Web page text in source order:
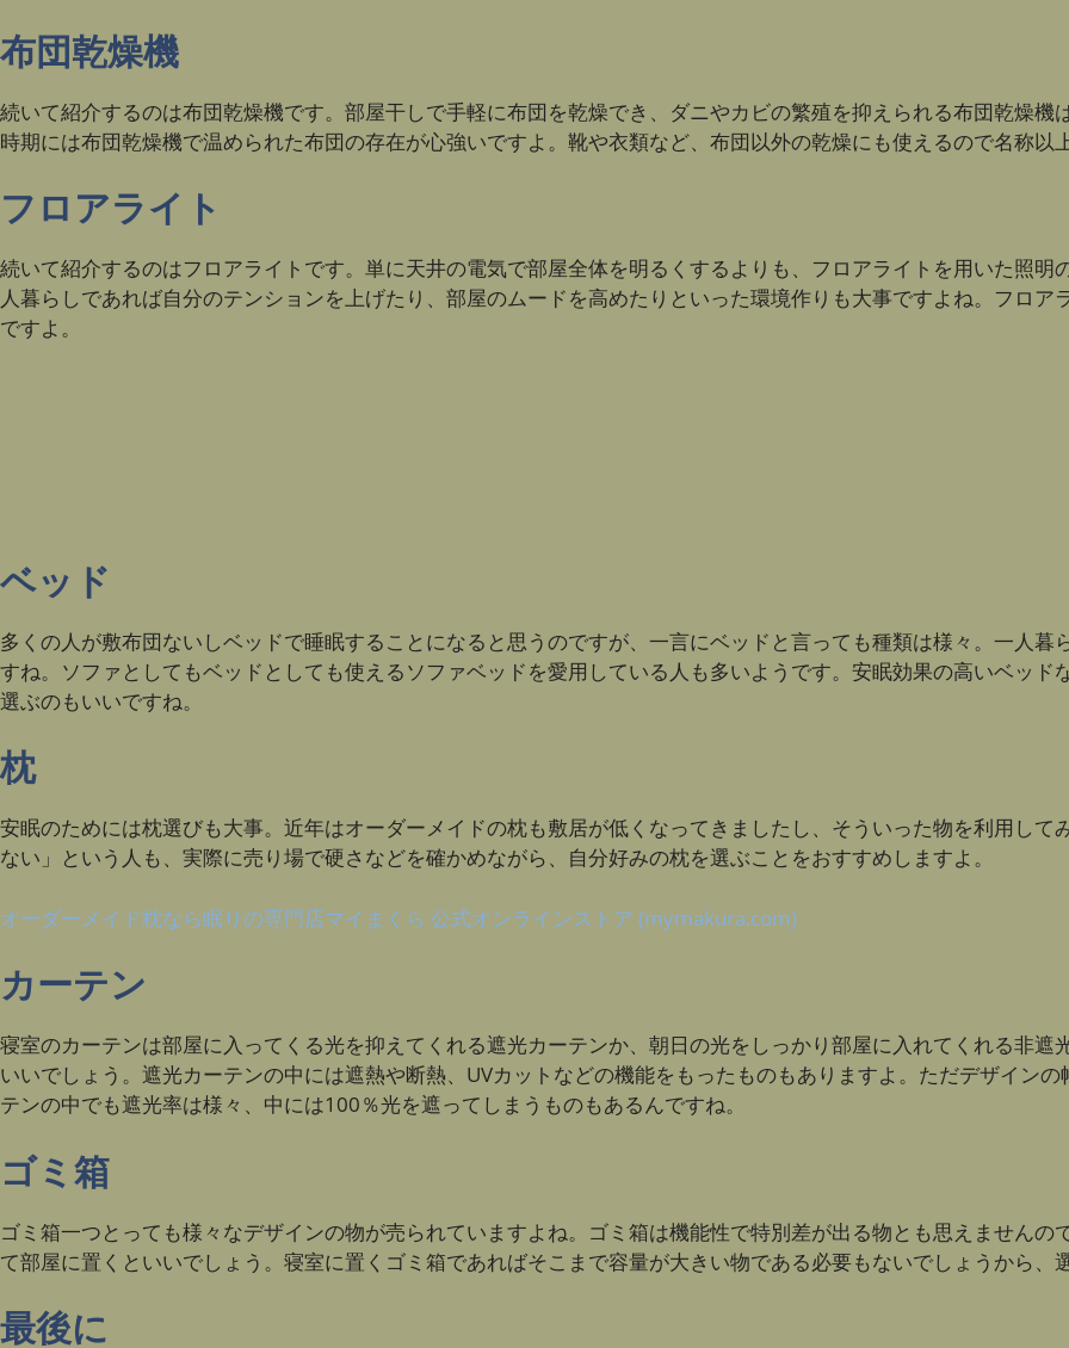
布団乾燥機
続いて紹介するのは布団乾燥機です。部屋干しで手軽に布団を乾燥でき、ダニやカビの繁殖を抑えられる布団乾燥
時期には布団乾燥機で温められた布団の存在が心強いですよ。靴や衣類など、布団以外の乾燥にも使えるので名称以
フロアライト
続いて紹介するのはフロアライトです。単に天井の電気で部屋全体を明るくするよりも、フロアライトを用いた照
人暮らしであれば自分のテンションを上げたり、部屋のムードを高めたりといった環境作りも大事ですよね。フロ
ですよ。
ベッド
多くの人が敷布団ないしベッドで睡眠することになると思うのですが、一言にベッドと言っても種類は様々。一人
すね。ソファとしてもベッドとしても使えるソファベッドを愛用している人も多いようです。安眠効果の高いベッ
選ぶのもいいですね。
枕
安眠のためには枕選びも大事。近年はオーダーメイドの枕も敷居が低くなってきましたし、そういった物を利用し
ない」という人も、実際に売り場で硬さなどを確かめながら、自分好みの枕を選ぶことをおすすめしますよ。
オーダーメイド枕なら眠りの専門店マイまくら 公式オンラインストア (mymakura.com)
カーテン
寝室のカーテンは部屋に入ってくる光を抑えてくれる遮光カーテンか、朝日の光をしっかり部屋に入れてくれる非
いいでしょう。遮光カーテンの中には遮熱や断熱、UVカットなどの機能をもったものもありますよ。ただデザイン
テンの中でも遮光率は様々、中には100％光を遮ってしまうものもあるんですね。
ゴミ箱
ゴミ箱一つとっても様々なデザインの物が売られていますよね。ゴミ箱は機能性で特別差が出る物とも思えません
て部屋に置くといいでしょう。寝室に置くゴミ箱であればそこまで容量が大きい物である必要もないでしょうから、
最後に